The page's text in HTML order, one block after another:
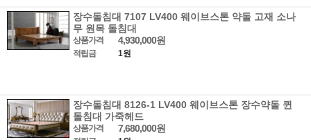
장수돌침대 7107 LV400 웨이브스톤 약돌 고재 소나
무 원목 돌침대
상품가격 4,930,000원
적립금 1원
장수돌침대 8126-1 LV400 웨이브스톤 장수약돌 퀸
돌침대 가죽헤드
상품가격 7,680,000원